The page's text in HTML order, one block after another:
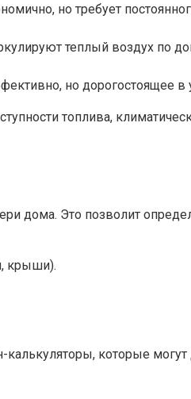
но требует
теплый воздух по
но дорогостоящее в
топлива,
дома. Это позволит
крыши).
которые